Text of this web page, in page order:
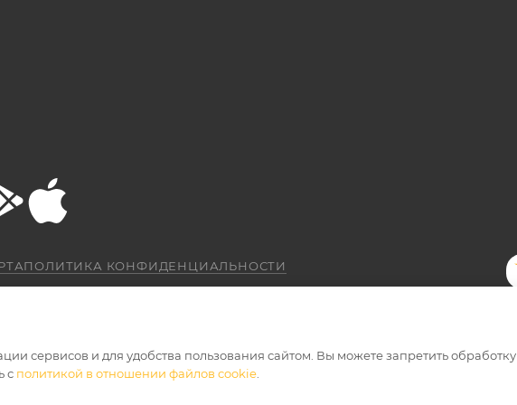
ПОЛИТИКА КОНФИДЕНЦИАЛЬНОСТИ
сервисов и для удобства пользования сайтом. Вы можете запретить обработку
с политикой в отношении файлов cookie